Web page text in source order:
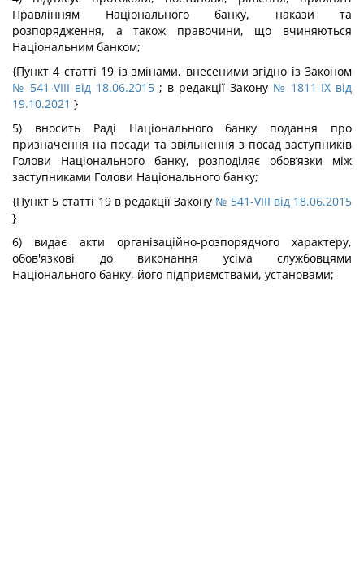
Правлінням Національного банку, накази та
розпорядження, а також правочини, що вчиняються
Національним банком;
{Пункт 4 статті 19 із змінами, внесеними згідно із Законом
№ 541-VIII від 18.06.2015 ; в редакції Закону № 1811-IX від
19.10.2021 }
5) вносить Раді Національного банку подання про
призначення на посади та звільнення з посад заступників
Голови Національного банку, розподіляє обов’язки між
заступниками Голови Національного банку;
{Пункт 5 статті 19 в редакції Закону № 541-VIII від 18.06.2015
}
6) видає акти організаційно-розпорядчого характеру,
обов'язкові до виконання усіма службовцями
Національного банку, його підприємствами, установами;